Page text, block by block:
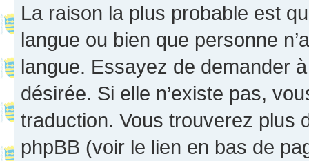
La raison la plus probable est
langue ou bien que personne
langue. Essayez de demander
désirée. Si elle n’existe pas,
traduction. Vous trouverez plus
phpBB (voir le lien en bas de